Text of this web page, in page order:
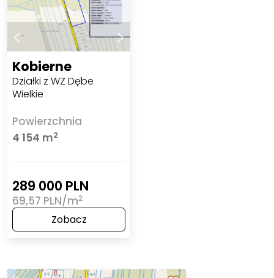
Kobierne
Działki z WZ Dębe
Wielkie
Powierzchnia
4 154 m2
289 000 PLN
69,57 PLN/m2
Zobacz